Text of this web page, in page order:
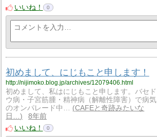
いいね！
0
初めまして、にじもこと申します！
http://nijimoko.blog.jp/archives/12079406.html
初めまして、私はにじもこと申します。バセド
ウ病・子宮筋腫・精神病（解離性障害）で病気
のオンパレード中…
CAFEと奇跡みたいな
日…
8年前
いいね！
0